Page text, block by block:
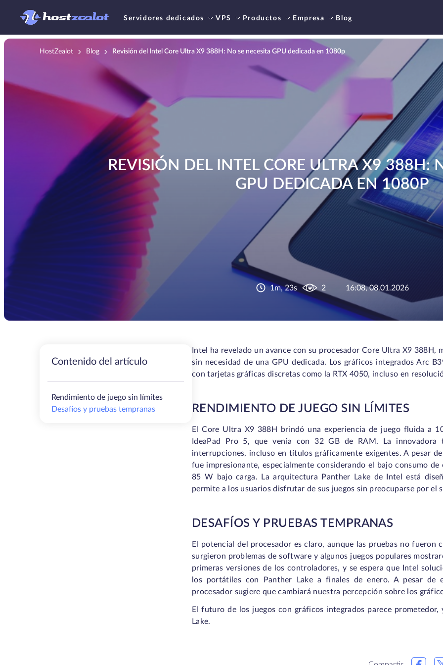
Servidores dedicados VPS Productos Empresa Blog
HostZealot Blog Revisión del Intel Core Ultra X9 388H: No se necesita GPU dedicada en 1080p
REVISIÓN DEL INTEL CORE ULTRA X9 388H:
GPU DEDICADA EN 1080P
1m, 23s 2 16:08, 08.01.2026
Contenido del artículo
Rendimiento de juego sin límites
Desafíos y pruebas tempranas
Intel ha revelado un avance con su procesador Core Ultra X9
sin necesidad de una GPU dedicada. Los gráficos integrados Arc
con tarjetas gráficas discretas como la RTX 4050, incluso en
RENDIMIENTO DE JUEGO SIN LÍMITES
El Core Ultra X9 388H brindó una experiencia de juego fluida a
IdeaPad Pro 5, que venía con 32 GB de RAM. La
interrupciones, incluso en títulos gráficamente exigentes. A pesar
fue impresionante, especialmente considerando el bajo consumo
85 W bajo carga. La arquitectura Panther Lake de Intel está
permite a los usuarios disfrutar de sus juegos sin preocuparse por el
DESAFÍOS Y PRUEBAS TEMPRANAS
El potencial del procesador es claro, aunque las pruebas no fueron
surgieron problemas de software y algunos juegos populares
primeras versiones de los controladores, y se espera que Intel
los portátiles con Panther Lake a finales de enero. A pesar de
procesador sugiere que cambiará nuestra percepción sobre los
El futuro de los juegos con gráficos integrados parece
Lake.